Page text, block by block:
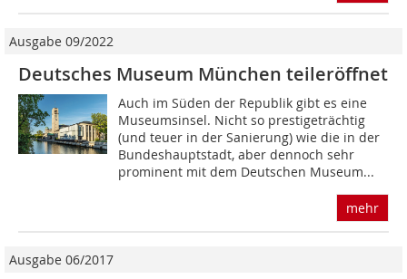
Ausgabe 09/2022
Deutsches Museum ­München teileröffnet
Auch im Süden der Republik gibt es eine
Mu­seumsinsel. Nicht so prestigeträchtig
(und teuer in der Sanierung) wie die in der
Bundeshauptstadt, aber dennoch sehr
prominent mit dem Deutschen Museum...
mehr
Ausgabe 06/2017